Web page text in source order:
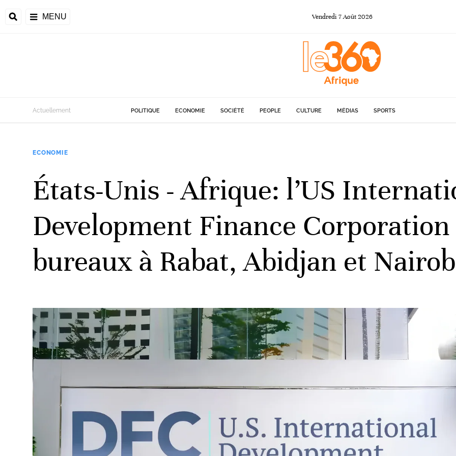
MENU Vendredi 7Août 2026
du
Actuellement POLITIQUE ECONOMIE SOCIÉTÉ PEOPLE CULTURE MÉDIAS SPORTS
ECONOMIE
États-Unis - Afrique: l’US
Development Finance
bureaux à Rabat, Abidjan et